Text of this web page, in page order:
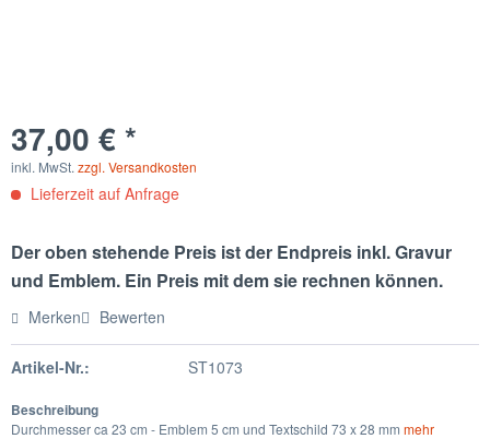
37,00 € *
inkl. MwSt. zzgl. Versandkosten
Lieferzeit auf Anfrage
Der oben stehende Preis ist der Endpreis inkl. Gravur
und Emblem. Ein Preis mit dem sie rechnen können.
Merken Bewerten
Artikel-Nr.: ST1073
Beschreibung
Durchmesser ca 23 cm - Emblem 5 cm und Textschild 73 x 28 mm mehr